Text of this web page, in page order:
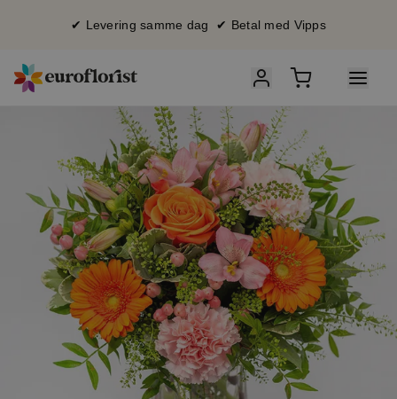
✔ Levering samme dag ✔ Betal med Vipps